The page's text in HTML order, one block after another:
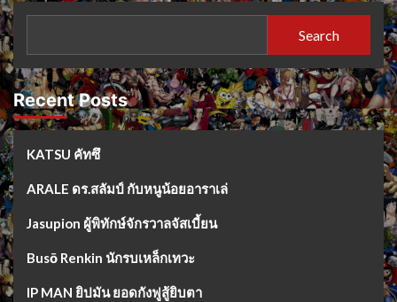
Search
Recent Posts
KATSU คัทซึ
ARALE ดร.สลัมป์ กับหนูน้อยอาราเล่
Jasupion ผู้พิทักษ์จักรวาลจัสเบี้ยน
Busō Renkin นักรบเหล็กเทวะ
IP MAN ยิปมัน ยอดกังฟูสู้ยิบตา